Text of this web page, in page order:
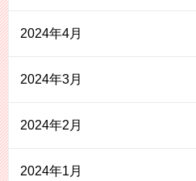
2024年4月
2024年3月
2024年2月
2024年1月